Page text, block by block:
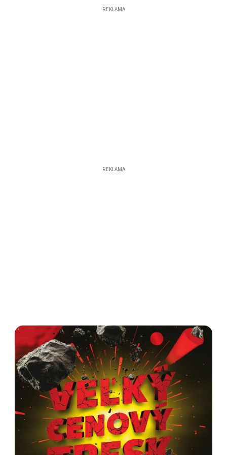
REKLAMA
REKLAMA